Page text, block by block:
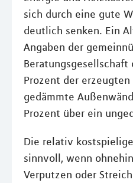
sich durch eine gute
deutlich senken. Ein
Angaben der
Prozent der
gedämmte
Prozent über ein
Die relativ
sinnvoll, wenn
Verputzen oder